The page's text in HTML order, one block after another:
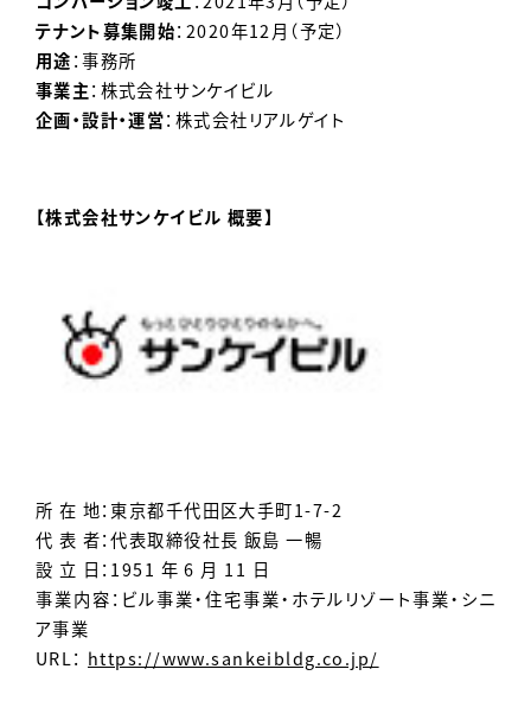
テナント募集開始：2020年12月（予定）
用途：事務所
事業主：株式会社サンケイビル
企画・設計・運営：株式会社リアルゲイト
【株式会社サンケイビル 概要】
所 在 地：東京都千代田区大手町1-7-2
代 表 者：代表取締役社長 飯島 一暢
設 立 日：1951 年 6 月 11 日
事業内容：ビル事業・住宅事業・ホテルリゾート事業・シニ
ア事業
URL： https://www.sankeibldg.co.jp/